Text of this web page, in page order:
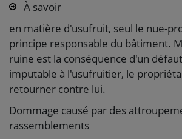
À savoir
en matière d'usufruit, seul le nue-
principe responsable du bâtiment.
ruine est la conséquence d'un
imputable à l'usufruitier, le
retourner contre lui.
Dommage causé par des
rassemblements